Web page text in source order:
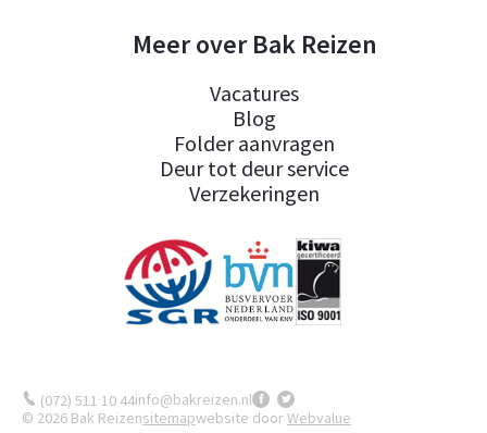
Meer over Bak Reizen
Vacatures
Blog
Folder aanvragen
Deur tot deur service
Verzekeringen
(072) 511 10 44info@bakreizen.nl
© 2026 Bak Reizensitemapwebsite doorWebvalue